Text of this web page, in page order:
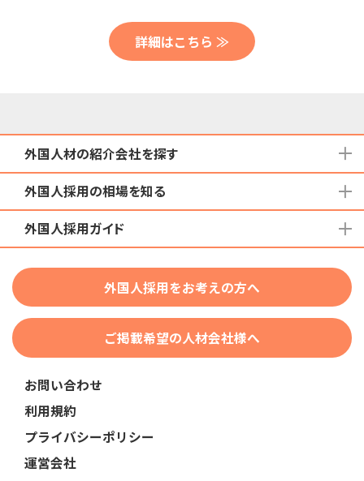
詳細はこちら ≫
外国人材の紹介会社を探す
地域から検索する
国籍から検索する
在留資格から検索する
団体種別から探す
業界・職種から検索する
外国人採用の相場を知る
育成就労外国人の受け入れ相場
技人国・高度人材の受け入れ相場
外国人採用ガイド
特定技能
技術・人文知識・国際業務
助成金
教育・研修
人事・労務
外国人採用をお考えの方へ
ご掲載希望の人材会社様へ
お問い合わせ
利用規約
プライバシーポリシー
運営会社